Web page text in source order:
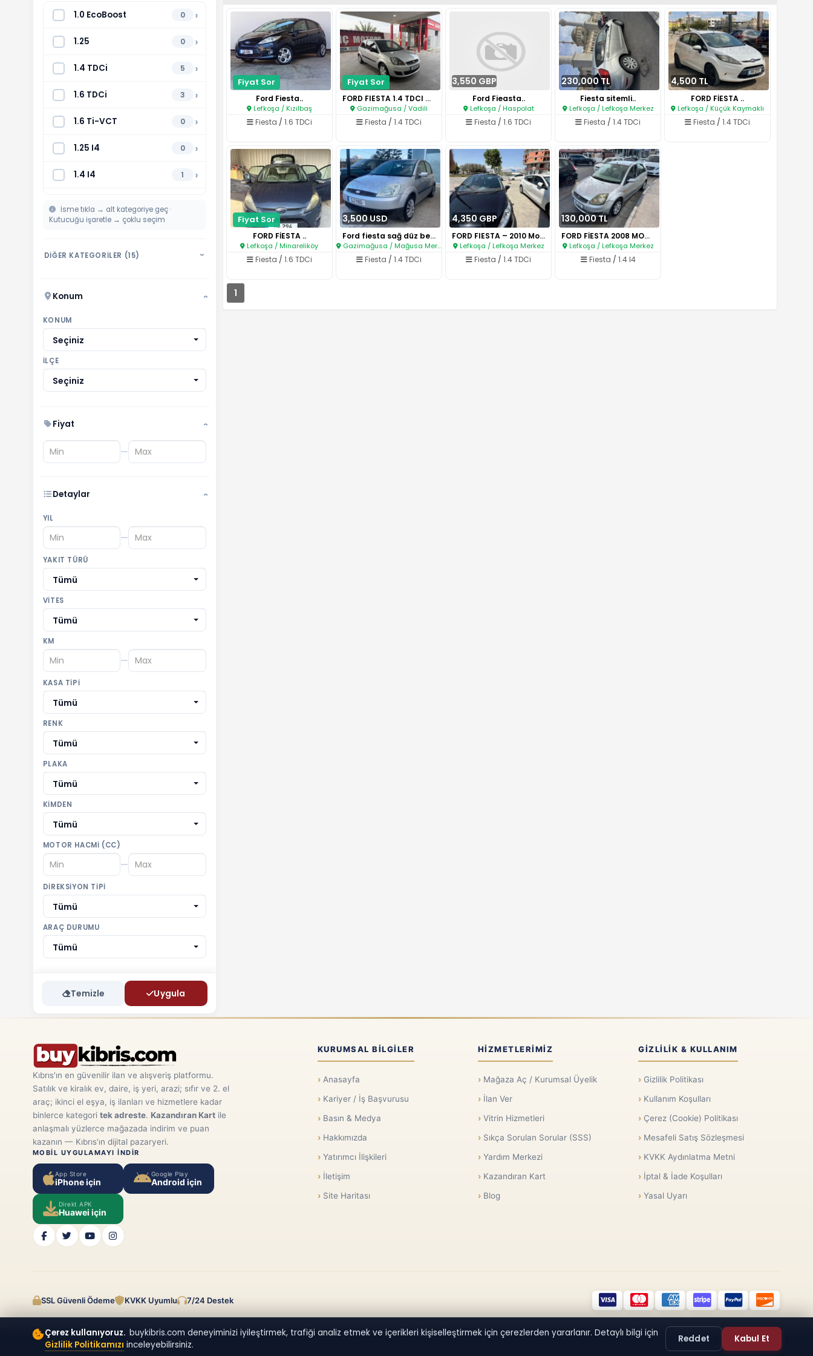
1.0 EcoBoost 0 ›
1.25 0 ›
1.4 TDCi 5 ›
1.6 TDCi 3 ›
1.6 Ti-VCT 0 ›
1.25 I4 0 ›
1.4 I4 1 ›
1.5 TDCi
İsme tıkla → alt kategoriye geç ·
Kutucuğu işaretle → çoklu seçim
DİĞER KATEGORİLER (15) ›
Konum ›
KONUM
Seçiniz
İLÇE
Seçiniz
Fiyat ›
—
Detaylar ›
YIL
—
YAKIT TÜRÜ
Tümü
VITES
Tümü
KM
—
KASA TIPI
Tümü
RENK
Tümü
PLAKA
Tümü
KIMDEN
Tümü
MOTOR HACMI (CC)
—
DIREKSIYON TIPI
Tümü
ARAÇ DURUMU
Tümü
Temizle Uygula
Fiyat Sor
Ford Fiesta..
Lefkoşa / Kızılbaş
Fiesta / 1.6 TDCi
Fiyat Sor
FORD FIESTA 1.4 TDCI COUPE ..
Gazimağusa / Vadili
Fiesta / 1.4 TDCi
3,550 GBP
Ford Fieasta..
Lefkoşa / Haspolat
Fiesta /1.6 TDCi
230,000 TL
Fiesta sitemli..
Lefkoşa / Lefkoşa Merkez
Fiesta /1.4 TDCi
4,500 TL
FORD FİESTA ..
Lefkoşa / Küçük Kaymaklı
Fiesta /1.4 TDCi
Fiyat Sor
FORD FİESTA ..
Lefkoşa / Minareliköy
Fiesta / 1.6 TDCi
3,500 USD
Ford fiesta sağ düz benzin..
Gazimağusa / Mağusa Merkez
Fiesta / 1.4 TDCi
4,350 GBP
FORD FIESTA – 2010 Model 1.4 T..
Lefkoşa / Lefkoşa Merkez
Fiesta /1.4 TDCi
130,000 TL
FORD FİESTA 2008 MODEL OTOMATİ..
Lefkoşa / Lefkoşa Merkez
Fiesta / 1.4 I4
1
Kıbrıs'ın en güvenilir ilan ve alışveriş platformu.
Satılık ve kiralık ev, daire, iş yeri, arazi; sıfır ve 2. el
araç; ikinci el eşya, iş ilanları ve hizmetlere kadar
binlerce kategori tek adreste. Kazandıran Kartile
anlaşmalı yüzlerce mağazada indirim ve puan
kazanın — Kıbrıs'ın dijital pazaryeri.
MOBIL UYGULAMAYI INDIR
App Store
iPhone için
Google Play
Android için
Direkt APK
Huawei için
KURUMSAL BILGILER
Anasayfa
Kariyer / İş Başvurusu
Basın & Medya
Hakkımızda
Yatırımcı İlişkileri
İletişim
Site Haritası
HIZMETLERIMIZ
Mağaza Aç / Kurumsal Üyelik
İlan Ver
Vitrin Hizmetleri
Sıkça Sorulan Sorular (SSS)
Yardım Merkezi
Kazandıran Kart
Blog
GIZLILIK & KULLANIM
Gizlilik Politikası
Kullanım Koşulları
Çerez (Cookie) Politikası
Mesafeli Satış Sözleşmesi
KVKK Aydınlatma Metni
İptal & İade Koşulları
Yasal Uyarı
SSL Güvenli Ödeme KVKK Uyumlu 7/24 Destek
© 2026buykibris.com· Tüm hakları saklıdır.
Çerez kullanıyoruz. buykibris.com deneyiminizi iyileştirmek, trafiği analiz etmek ve içerikleri kişiselleştirmek için çerezlerden yararlanır. Detaylı bilgi için
Gizlilik Politikamızı inceleyebilirsiniz. Reddet Kabul Et